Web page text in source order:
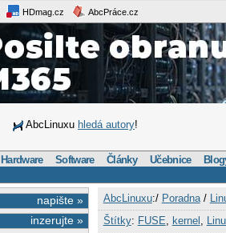
HDmag.cz AbcPráce.cz
AbcLinuxu hledá autory!
Hardware Software Články Učebnice
napište »
inzerujte »
AbcLinuxu:/ Poradna/
Štítky: FUSE kernel